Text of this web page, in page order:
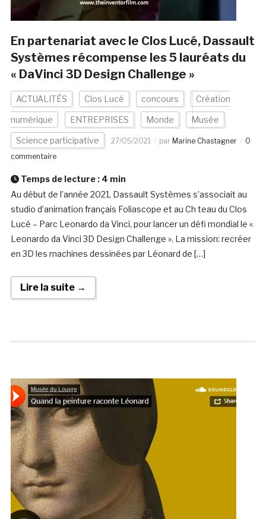
En partenariat avec le Clos Lucé, Dassault
Systèmes récompense les 5 lauréats du
« DaVinci 3D Design Challenge »
ACTUALITÉS Clos Lucé concours Création
numérique ENTREPRISES Monde Musée
Science participative 27/05/2021 par Marine Chastagner
0
commentaire
Temps de lecture : 4 min
Au début de l’année 2021, Dassault Systèmes s’associait au
studio d’animation français Foliascope et au Ch teau du Clos
Lucé – Parc Leonardo da Vinci, pour lancer un défi mondial le «
Leonardo da Vinci 3D Design Challenge ». La mission: recréer
en 3D les machines dessinées par Léonard de […]
Lire la suite →